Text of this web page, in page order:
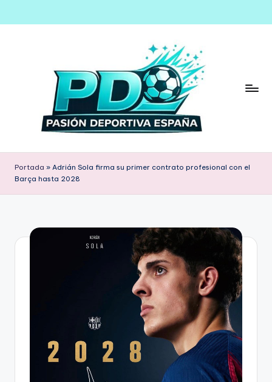
Saltar
Portada » Adrián Sola firma su primer contrato profesional con el
Barça hasta 2028